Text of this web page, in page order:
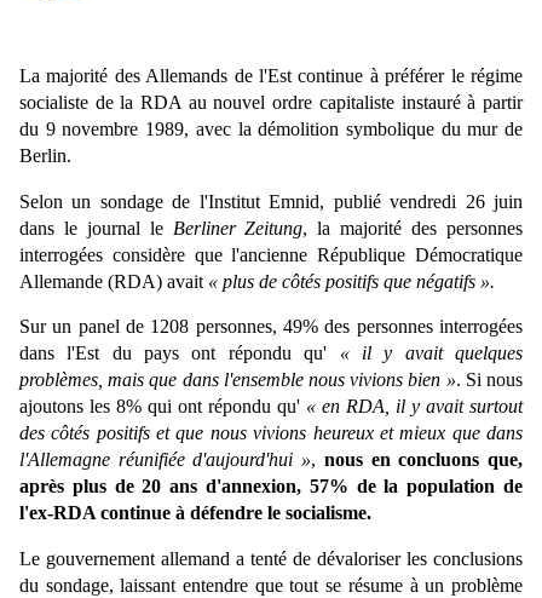
La majorité des Allemands de l'Est continue à préférer le régime
socialiste de la RDA au nouvel ordre capitaliste instauré à partir
du 9 novembre 1989, avec la démolition symbolique du mur de
Berlin.
Selon un sondage de l'Institut Emnid, publié vendredi 26 juin
dans le journal le Berliner Zeitung, la majorité des personnes
interrogées considère que l'ancienne République Démocratique
Allemande (RDA) avait « plus de côtés positifs que négatifs ».
Sur un panel de 1208 personnes, 49% des personnes interrogées
dans l'Est du pays ont répondu qu'
« il y avait quelques
problèmes, mais que dans l'ensemble nous vivions bien ». Si nous
ajoutons les 8% qui ont répondu qu' « en RDA, il y avait surtout
des côtés positifs et que nous vivions heureux et mieux que dans
l'Allemagne réunifiée d'aujourd'hui », nous en concluons que,
après plus de 20 ans d'annexion, 57% de la population de
l'ex-RDA continue à défendre le socialisme.
Le gouvernement allemand a tenté de dévaloriser les conclusions
du sondage, laissant entendre que tout se résume à un problème